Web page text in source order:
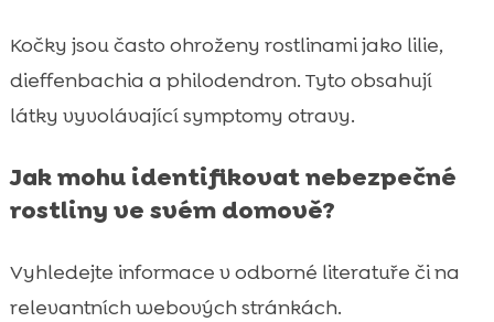
Kočky jsou často ohroženy rostlinami jako lilie,
dieffenbachia a philodendron. Tyto obsahují
látky vyvolávající symptomy otravy.
Jak mohu identifikovat nebezpečné
rostliny ve svém domově?
Vyhledejte informace v odborné literatuře či na
relevantních webových stránkách.